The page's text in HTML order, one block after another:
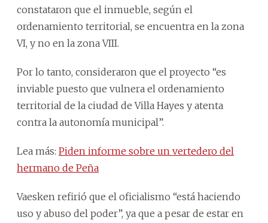
constataron que el inmueble, según el
ordenamiento territorial, se encuentra en la zona
VI, y no en la zona VIII.
Por lo tanto, consideraron que el proyecto “es
inviable puesto que vulnera el ordenamiento
territorial de la ciudad de Villa Hayes y atenta
contra la autonomía municipal”.
Lea más: Piden informe sobre un vertedero del
hermano de Peña
Vaesken refirió que el oficialismo “está haciendo
uso y abuso del poder”, ya que a pesar de estar en